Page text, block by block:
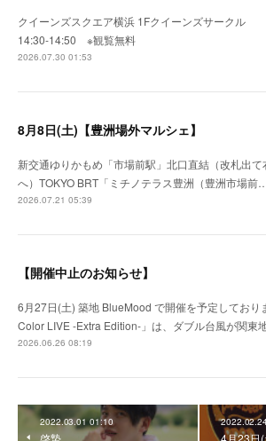
クイーンズスクエア横浜 1Fクイーンズサークル
14:30-14:50 ※観覧無料
2026.07.30 01:53
8月8日(土)【豊洲場外マルシェ】
新交通ゆりかもめ「市場前駅」北口直結（改札出て
へ）TOKYO BRT「ミチノテラス豊洲（豊洲市場前
2026.07.21 05:39
【開催中止のお知らせ】
6月27日(土) 築地 BlueMood で開催を予定しており
Color LIVE -Extra Edition-」は、ダブル台風が関東
2026.06.26 08:19
2022.03.01 01:10
啓蟄 4月23日